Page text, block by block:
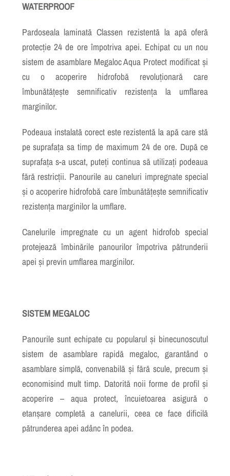
WATERPROOF
Pardoseala laminată Classen rezistentă la apă oferă
protecție 24 de ore împotriva apei. Echipat cu un nou
sistem de asamblare Megaloc Aqua Protect modificat și
cu o acoperire hidrofobă revoluționară care
îmbunătățește semnificativ rezistența la umflarea
marginilor.
Podeaua instalată corect este rezistentă la apă care stă
pe suprafața sa timp de maximum 24 de ore. După ce
suprafața s-a uscat, puteți continua să utilizați podeaua
fără restricții. Panourile au caneluri impregnate special
și o acoperire hidrofobă care îmbunătățește semnificativ
rezistența marginilor la umflare.
Canelurile impregnate cu un agent hidrofob special
protejează îmbinările panourilor împotriva pătrunderii
apei și previn umflarea marginilor.
SISTEM MEGALOC
Panourile sunt echipate cu popularul și binecunoscutul
sistem de asamblare rapidă megaloc, garantând o
asamblare simplă, convenabilă și fără scule, precum și
economisind mult timp. Datorită noii forme de profil și
acoperire – aqua protect, încuietoarea asigură o
etanșare completă a canelurii, ceea ce face dificilă
pătrunderea apei adânc în podea.